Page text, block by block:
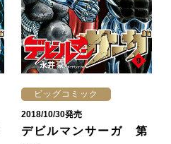
ビッグコミック
2018/10/30発売
デビルマンサーガ 第